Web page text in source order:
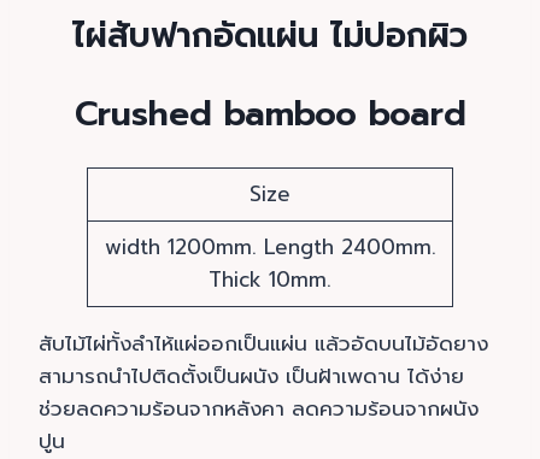
ไผ่สับฟากอัดแผ่น ไม่ปอกผิว
Crushed bamboo board
Size
width 1200mm. Length 2400mm.
Thick 10mm.
สับไม้ไผ่ทั้งลำไห้แผ่ออกเป็นแผ่น แล้วอัดบนไม้อัดยาง
สามารถนำไปติดตั้งเป็นผนัง เป็นฝ้าเพดาน ได้ง่าย
ช่วยลดความร้อนจากหลังคา ลดความร้อนจากผนัง
ปูน